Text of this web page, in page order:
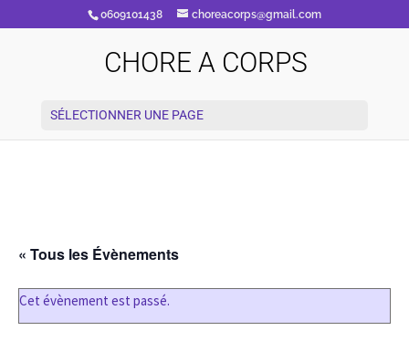
0609101438 choreacorps@gmail.com
CHORE A CORPS
SÉLECTIONNER UNE PAGE
« Tous les Évènements
Cet évènement est passé.